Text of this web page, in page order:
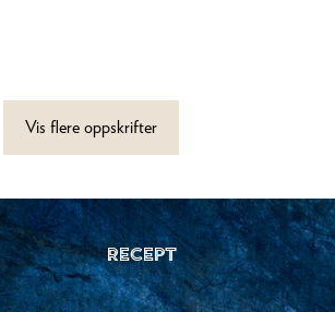
Vis flere oppskrifter
RECEPT